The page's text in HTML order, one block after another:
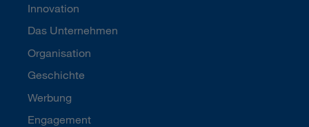
Innovation
Das Unternehmen
Organisation
Geschichte
Werbung
Engagement